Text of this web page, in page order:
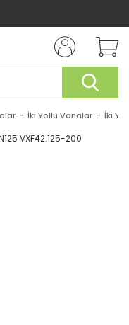
İki Yollu Vanalar İki